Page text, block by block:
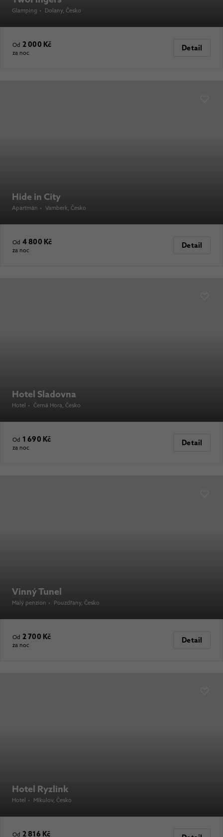
Glamping • Dolany, Česko
Od 2 000 Kč
za noc
Detail
Hide in City
Apartmán • Vamberk, Česko
Od 4 800 Kč
za noc
Detail
Hotel Sladovna
Hotel • Černá Hora, Česko
Od 1 690 Kč
za noc
Detail
Vinný Tunel
Malý penzion • Pouzdřany, Česko
Od 2 700 Kč
za noc
Detail
Hotel Ryzlink
Hotel • Mikulov, Česko
Od 2 816 Kč